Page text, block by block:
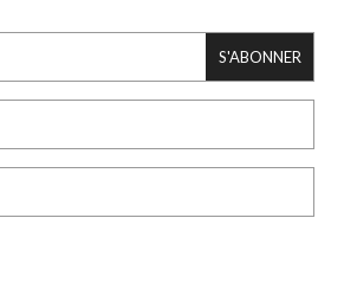
S'ABONNER